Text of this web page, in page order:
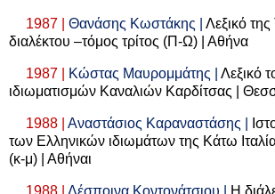
1987 | Θανάσης Κωστάκης | Λεξικό
διαλέκτου –τόμος τρίτος (Π-Ω) | Αθήνα
1987 | Κώστας Μαυρομμάτης | Λεξικό
ιδιωματισμών Καναλιών Καρδίτσας |
1988 | Αναστάσιος Καραναστάσης |
των Ελληνικών ιδιωμάτων της Κάτω
(κ-μ) | Αθήναι
1988 | Δέσποινα Κοντονάτσιου |
Η